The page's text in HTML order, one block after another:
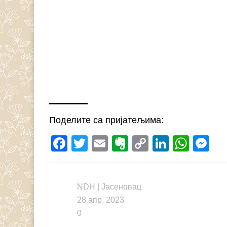
Поделите са пријатељима:
Facebook
Twitter
EmailEvernote
Copy
Link
LinkedIn
NDH |Јасеновац
28 апр, 2023
0